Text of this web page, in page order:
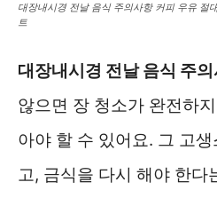
대장내시경 전날 음식 주의사항 커피 우유 절
트
대장내시경 전날 음식 주
않으면 장 청소가 완전하
아야 할 수 있어요. 그 고
고, 금식을 다시 해야 한다